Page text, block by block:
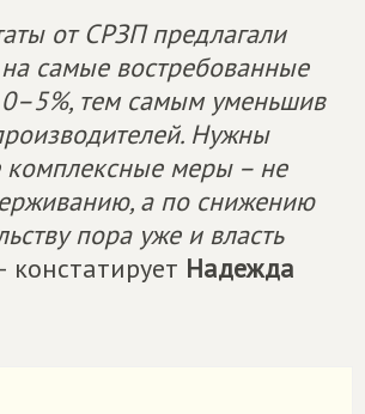
от СРЗП предлагали
самые востребованные
тем самым уменьшив
Нужны
комплексные меры – не
а по снижению
пора уже и власть
констатирует Надежда